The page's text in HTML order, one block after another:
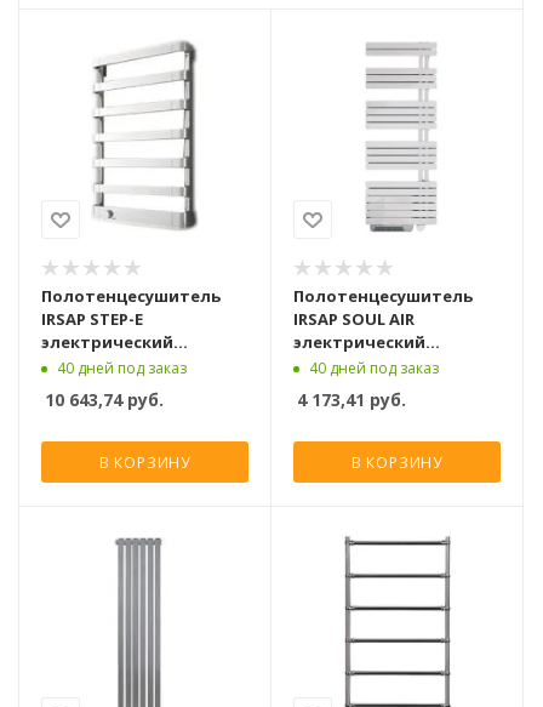
Полотенцесушитель
IRSAP STEP-E
электрический
1255x500, хром
40 дней под заказ
10 643,74руб.
В КОРЗИНУ
Полотенцесушитель
IRSAP SOUL AIR
электрический
1754x550, белый
40 дней под заказ
4 173,41 руб.
В КОРЗИНУ